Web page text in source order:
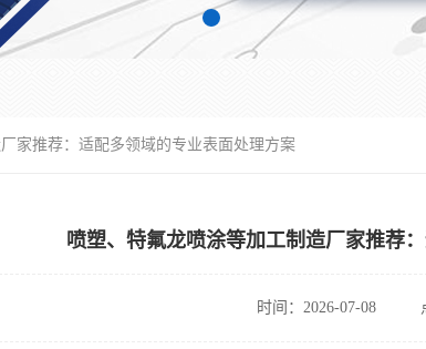
家推荐：适配多领域的专业表面处理方案
喷塑、特氟龙喷涂等加工制造厂家推荐
时间：2026-07-08